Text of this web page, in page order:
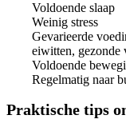
Voldoende slaap
Weinig stress
Gevarieerde
eiwitten, gezonde
Voldoende
Regelmatig naar
Praktische tips